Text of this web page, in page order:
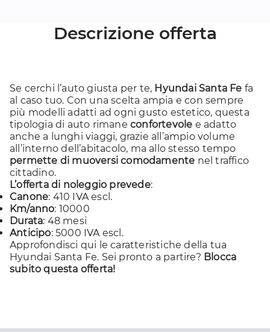
Descrizione offerta
Se cerchi l’auto giusta per te, Hyundai Santa Fe fa
al caso tuo. Con una scelta ampia e con sempre
più modelli adatti ad ogni gusto estetico, questa
tipologia di auto rimane confortevole e adatto
anche a lunghi viaggi, grazie all’ampio volume
all’interno dell’abitacolo, ma allo stesso tempo
permette di muoversi comodamente nel traffico
cittadino.
L’offerta di noleggio prevede:
Canone: 410 IVA escl.
Km/anno: 10000
Durata: 48 mesi
Anticipo: 5000 IVA escl.
Approfondisci qui le caratteristiche della tua
Hyundai Santa Fe. Sei pronto a partire? Blocca
subito questa offerta!